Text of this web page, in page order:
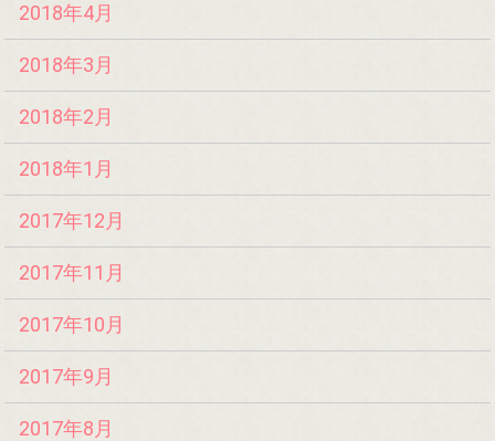
2018年4月
2018年3月
2018年2月
2018年1月
2017年12月
2017年11月
2017年10月
2017年9月
2017年8月